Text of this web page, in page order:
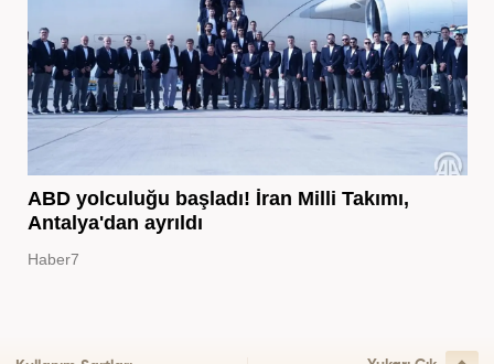
ABD yolculuğu başladı! İran Milli Takımı,
Antalya'dan ayrıldı
Haber7